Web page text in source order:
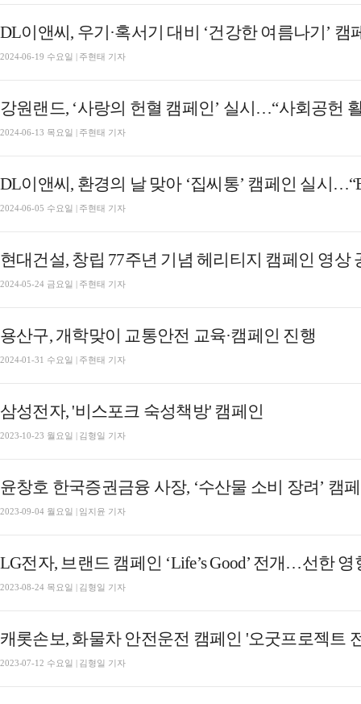
DL이앤씨, 우기·혹서기 대비 ‘건강한 여름나기’ 캠
2024-06-19 수요일 | 주현태 기자
강원랜드, ‘사랑의 헌혈 캠페인’ 실시…“사회공헌
2024-06-13 목요일 | 주현태 기자
DL이앤씨, 환경의 날 맞아 ‘집씨통’ 캠페인 실시
2024-06-05 수요일 | 주현태 기자
현대건설, 창립 77주년 기념 헤리티지 캠페인 영상
2024-05-24 금요일 | 주현태 기자
용산구, 개학맞이 교통안전 교육·캠페인 진행
2024-01-31 수요일 | 주현태 기자
삼성전자, '비스포크 숙성책방' 캠페인
2023-10-23 월요일 | 김형일 기자
윤창호 한국증권금융 사장, ‘수산물 소비 장려’ 캠
2023-09-04 월요일 | 임지윤 기자
LG전자, 브랜드 캠페인 ‘Life’s Good’ 전개…선한
2023-08-24 목요일 | 김형일 기자
캐롯손보, 화물차 안전운전 캠페인 '오굿프로젝트
2023-07-12 수요일 | 김형일 기자